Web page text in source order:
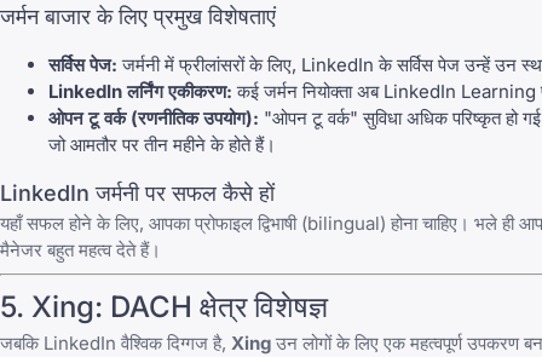
जर्मन बाजार के लिए प्रमुख विशेषताएं
सर्विस पेज: जर्मनी में फ्रीलांसरों के लिए, LinkedIn के सर्विस पेज उन्हें उन
LinkedIn लर्निंग एकीकरण: कई जर्मन नियोक्ता अब LinkedIn Learning
ओपन टू वर्क (रणनीतिक उपयोग): "ओपन टू वर्क" सुविधा अधिक परिष्कृत हो
जो आमतौर पर तीन महीने के होते हैं।
LinkedIn जर्मनी पर सफल कैसे हों
यहाँ सफल होने के लिए, आपका प्रोफाइल द्विभाषी (bilingual) होना चाहिए। भले ही
मैनेजर बहुत महत्व देते हैं।
5. Xing: DACH क्षेत्र विशेषज्ञ
जबकि LinkedIn वैश्विक दिग्गज है, Xing उन लोगों के लिए एक महत्वपूर्ण उपकरण